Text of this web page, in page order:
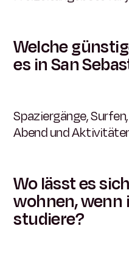
Welche
es in San
Spaziergänge,
Abend und
Wo lässt es
wohnen, wenn
studiere?